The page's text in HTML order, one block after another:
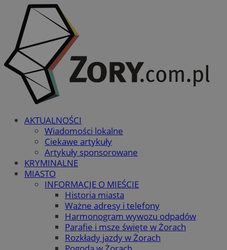
AKTUALNOŚCI
Wiadomości lokalne
Ciekawe artykuły
Artykuły sponsorowane
KRYMINALNE
MIASTO
INFORMACJE O MIEŚCIE
Historia miasta
Ważne adresy i telefony
Harmonogram wywozu odpadów
Parafie i msze święte w Żorach
Rozkłady jazdy w Żorach